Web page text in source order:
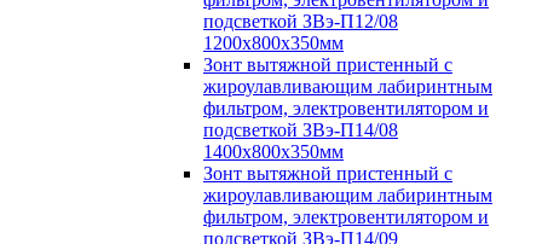
подсветкой ЗВэ-П12/08
1200х800х350мм
Зонт вытяжной пристенный с
жироулавливающим лабиринтным
фильтром, электровентилятором и
подсветкой ЗВэ-П14/08
1400х800х350мм
Зонт вытяжной пристенный с
жироулавливающим лабиринтным
фильтром, электровентилятором и
подсветкой ЗВэ-П14/09